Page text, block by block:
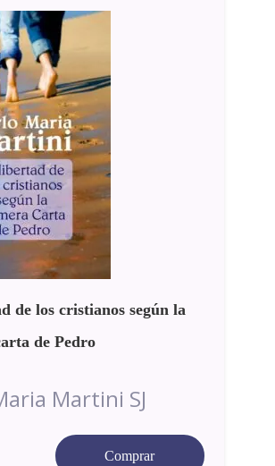
de los cristianos según la
de Pedro
Martini SJ
Comprar